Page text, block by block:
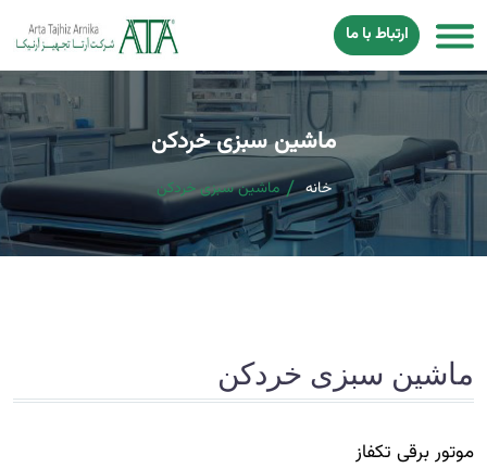
ارتباط با ما
ماشین سبزی خردکن
خانه ماشین سبزی خردکن
ماشین سبزی خردکن
موتور برقی تکفاز